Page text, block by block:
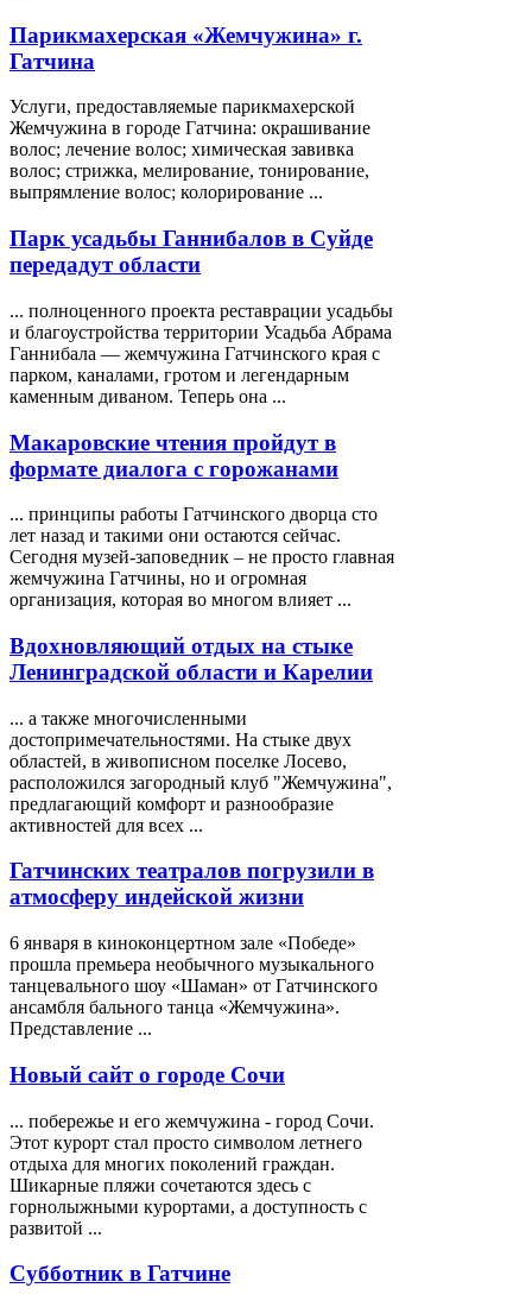
Парикмахерская «Жемчужина» г.
Гатчина
Услуги, предоставляемые парикмахерской
Жемчужина в городе Гатчина: окрашивание
волос; лечение волос; химическая завивка
волос; стрижка, мелирование, тонирование,
выпрямление волос; колорирование ...
Парк усадьбы Ганнибалов в Суйде
передадут области
... полноценного проекта реставрации усадьбы
и благоустройства территории Усадьба Абрама
Ганнибала — жемчужина Гатчинского края с
парком, каналами, гротом и легендарным
каменным диваном. Теперь она ...
Макаровские чтения пройдут в
формате диалога с горожанами
... принципы работы Гатчинского дворца сто
лет назад и такими они остаются сейчас.
Сегодня музей-заповедник – не просто главная
жемчужина Гатчины, но и огромная
организация, которая во многом влияет ...
Вдохновляющий отдых на стыке
Ленинградской области и Карелии
... а также многочисленными
достопримечательностями. На стыке двух
областей, в живописном поселке Лосево,
расположился загородный клуб "Жемчужина",
предлагающий комфорт и разнообразие
активностей для всех ...
Гатчинских театралов погрузили в
атмосферу индейской жизни
6 января в киноконцертном зале «Победе»
прошла премьера необычного музыкального
танцевального шоу «Шаман» от Гатчинского
ансамбля бального танца «Жемчужина».
Представление ...
Новый сайт о городе Сочи
... побережье и его жемчужина - город Сочи.
Этот курорт стал просто символом летнего
отдыха для многих поколений граждан.
Шикарные пляжи сочетаются здесь с
горнолыжными курортами, а доступность с
развитой ...
Субботник в Гатчине